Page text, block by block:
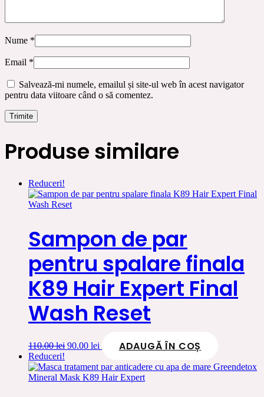
Nume *
Email *
Salvează-mi numele, emailul și site-ul web în acest navigator
pentru data viitoare când o să comentez.
Produse similare
Reduceri!
Sampon de par
pentru spalare finala
K89 Hair Expert Final
Wash Reset
110.00lei Prețul
a
fost:
90.00 lei Prețul
este:
90.00 lei.
ADAUGĂ ÎN COȘ
Reduceri!